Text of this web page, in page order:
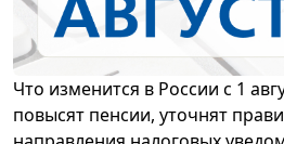
Что изменится в России с 1
повысят пенсии, уточнят